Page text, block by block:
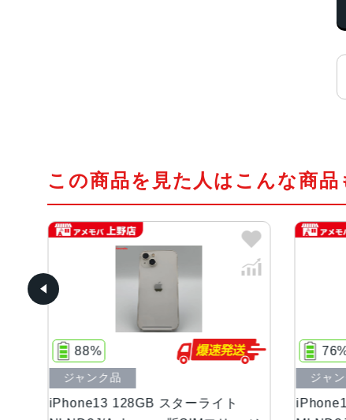
この商品を見た人はこんな商品
ーライト
iPhone13 128GB スターライト